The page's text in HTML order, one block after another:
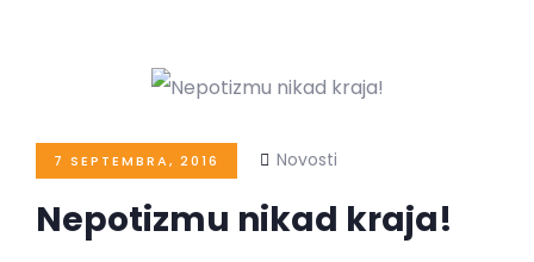
7 SEPTEMBRA, 2016 Novosti
Nepotizmu nikad kraja!